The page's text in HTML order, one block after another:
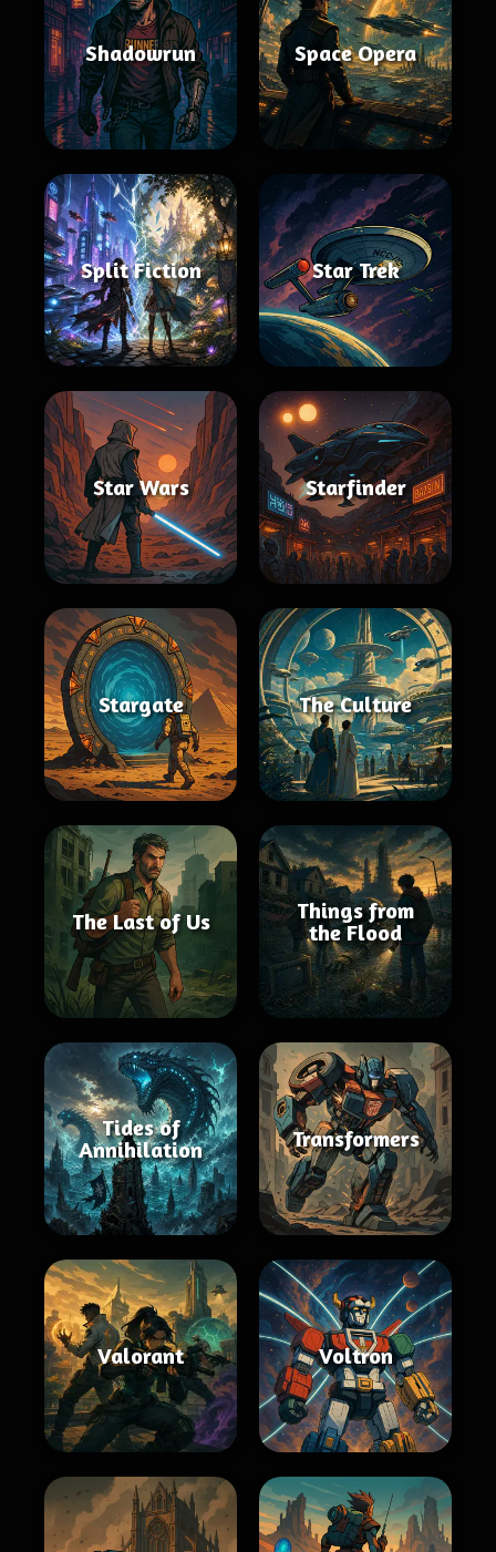
Shadowrun Space Opera
Split Fiction Star Trek
Star Wars Starfinder
Stargate The Culture
The Last of Us
Things from
the Flood
Tides of
Annihilation
Transformers
Valorant Voltron